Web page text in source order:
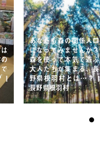
|
あなたも森の関係人口
になってみませんか？
森を使って本気で遊ぶ
大人たちが集まる、長
野県根羽村とは…？ |
長野県根羽村